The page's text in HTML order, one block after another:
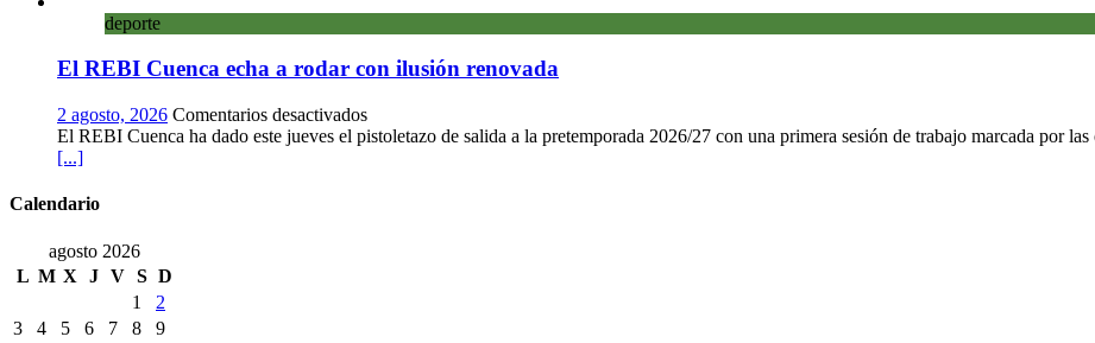
ruta
sobre
micología
y
vino:
vendimia
más
deporte
El REBI Cuenca echa a rodar con ilusión renovada
2 agosto, 2026 Comentarios desactivadosen
El
El REBI Cuenca ha dado este jueves el pistoletazo de salida a la pretemporada 2026/27 con una primera sesión de trabajo marcada por
[...]
Calendario
agosto 2026
L M X J V S D
1
2
3
4 5 6 7 8
9